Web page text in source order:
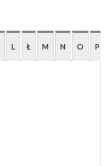
L Ł M N O P